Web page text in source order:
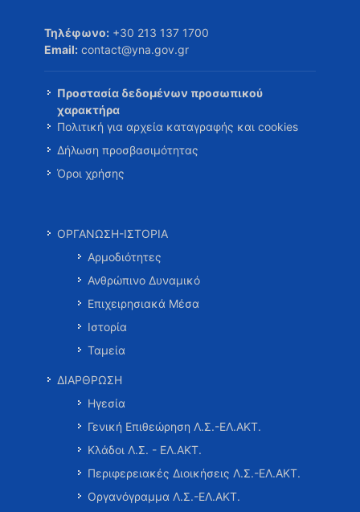
Τηλέφωνο: +30 213 137 1700
Email: contact@yna.gov.gr
Προστασία δεδομένων προσωπικού
χαρακτήρα
Πολιτική για αρχεία καταγραφής και cookies
Δήλωση προσβασιμότητας
Όροι χρήσης
ΟΡΓΑΝΩΣΗ-ΙΣΤΟΡΙΑ
Αρμοδιότητες
Ανθρώπινο Δυναμικό
Επιχειρησιακά Μέσα
Ιστορία
Ταμεία
ΔΙΑΡΘΡΩΣΗ
Ηγεσία
Γενική Επιθεώρηση Λ.Σ.-ΕΛ.ΑΚΤ.
Κλάδοι Λ.Σ. - ΕΛ.ΑΚΤ.
Περιφερειακές Διοικήσεις Λ.Σ.-ΕΛ.ΑΚΤ.
Οργανόγραμμα Λ.Σ.-ΕΛ.ΑΚΤ.